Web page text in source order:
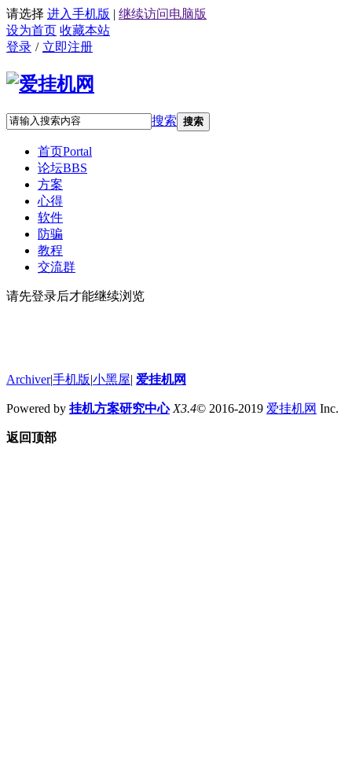
请选择 进入手机版 | 继续访问电脑版
设为首页 收藏本站
登录 / 立即注册
搜索 搜索
首页Portal
论坛BBS
方案
心得
软件
防骗
教程
交流群
请先登录后才能继续浏览
Archiver|手机版|小黑屋| 爱挂机网
Powered by 挂机方案研究中心 X3.4© 2016-2019 爱挂机网 Inc.
返回顶部